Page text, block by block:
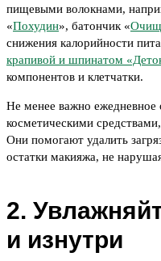
пищевыми волокнами,
«Похудин», батончик «
снижения калорийности
крапивой и шпинатом
компонентов и клетчатки.
Не менее важно
косметическими
Они помогают удалить
остатки макияжа, не
2.
и изнутри